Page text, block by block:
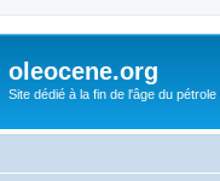
oleocene.org
Site dédié à la fin de l'âge du pétrole